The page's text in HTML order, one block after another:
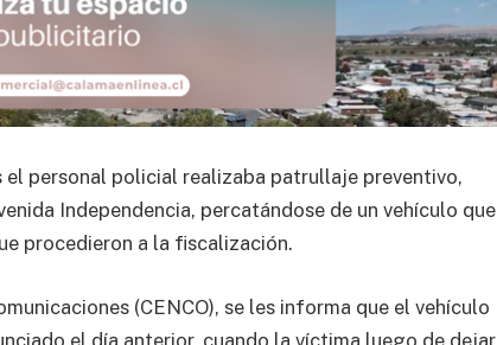
el personal policial realizaba patrullaje preventivo,
Independencia, percatándose de un vehículo que
procedieron a la fiscalización.
(CENCO), se les informa que el vehículo
el día anterior, cuando la víctima luego de dejar